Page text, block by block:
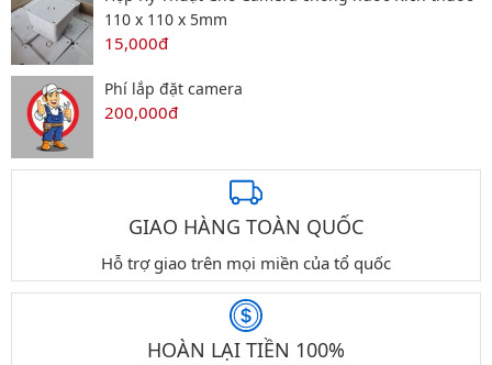
110 x 110 x 5mm
15,000đ
Phí lắp đặt camera
200,000đ
GIAO HÀNG TOÀN QUỐC
Hỗ trợ giao trên mọi miền của tổ quốc
HOÀN LẠI TIỀN 100%